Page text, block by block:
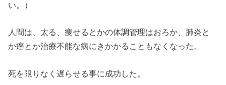
い。）
人間は、太る、痩せるとかの体調管理はおろか、肺炎と
か癌とか治療不能な病にきかかることもなくなった。
死を限りなく遅らせる事に成功した。